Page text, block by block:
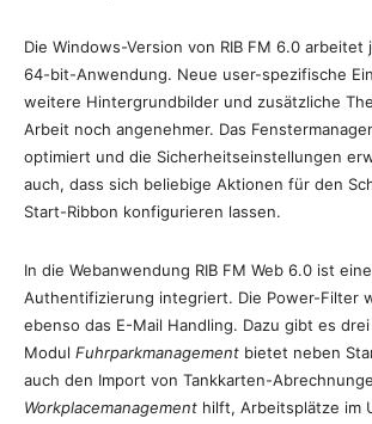
Die Windows-Version von RIB FM 6.0
64-bit-Anwendung. Neue user-spezifische
weitere Hintergrundbilder und zusätzliche
Arbeit noch angenehmer. Das
optimiert und die Sicherheitseinstellungen
auch, dass sich beliebige Aktionen für den
Start-Ribbon konfigurieren lassen.
In die Webanwendung RIB FM Web 6.0 ist
Authentifizierung integriert. Die Power-Filter
ebenso das E-Mail Handling. Dazu gibt es
Modul Fuhrparkmanagement bietet neben
auch den Import von Tankkarten-
Workplacemanagement hilft, Arbeitsplätze im